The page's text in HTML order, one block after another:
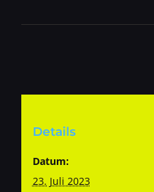
Details
Datum:
23. Juli 2023